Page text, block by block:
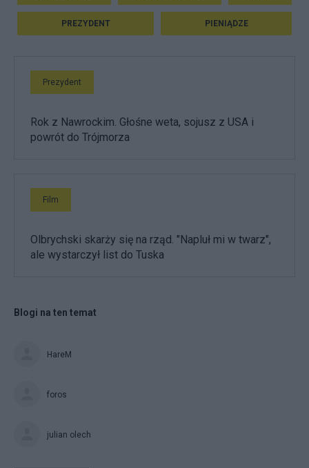
PREZYDENT PIENIĄDZE
Prezydent
Rok z Nawrockim. Głośne weta, sojusz z USA i
powrót do Trójmorza
Film
Olbrychski skarży się na rząd. "Napluł mi w twarz",
ale wystarczył list do Tuska
Blogi na ten temat
HareM
foros
julian olech